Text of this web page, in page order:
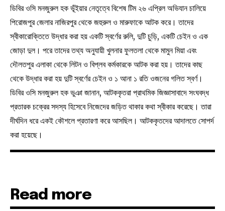
ডিবির ওসি মনজুরুল হক ভূঁইয়ার নেতৃত্বে বিশেষ টিম ২৬ এপ্রিল অভিযান চালিয়ে
পিরোজপুর জেলার নাজিরপুর থেকে জহুরুল ও মারুফাকে আটক করে। তাদের
স্বীকারোক্তিতে উদ্ধার করা হয় একটি স্বর্ণের রুলি, দুটি চুড়ি, একটি চেইন ও এক
জোড়া দুল। পরে তাদের তথ্য অনুযায়ী খুলনার ফুলতলা থেকে মামুন মিয়া এবং
দৌলতপুর এলাকা থেকে লিটন ও বিপ্লব কর্মকারকে আটক করা হয়। তাদের কাছ
থেকে উদ্ধার করা হয় দুটি স্বর্ণের চেইন ও ১ আনা ১ রতি ওজনের গলিত স্বর্ণ।
ডিবির ওসি মনজুরুল হক ভুঞা জানান, আটককৃতরা প্রাথমিক জিজ্ঞাসাবাদে সংঘবদ্ধ
প্রতারক চক্রের সদস্য হিসেবে নিজেদের জড়িত থাকার কথা স্বীকার করেছে। তারা
দীর্ঘদিন ধরে একই কৌশলে প্রতারণা করে আসছিল। আটককৃতদের আদালতে সোপর্দ
করা হয়েছে।
Read more